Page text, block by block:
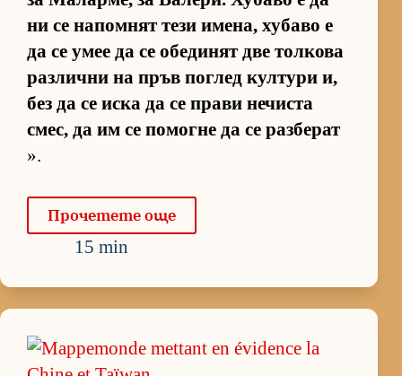
ни се на­пом­нят тези име­на, ху­баво е
да се умее да се обе­ди­нят две тол­кова
раз­лични на пръв пог­лед кул­тури и,
без да се иска да се прави не­чиста
смес, да им се по­могне да се раз­бе­рат
».
Про­че­тете още
15 min